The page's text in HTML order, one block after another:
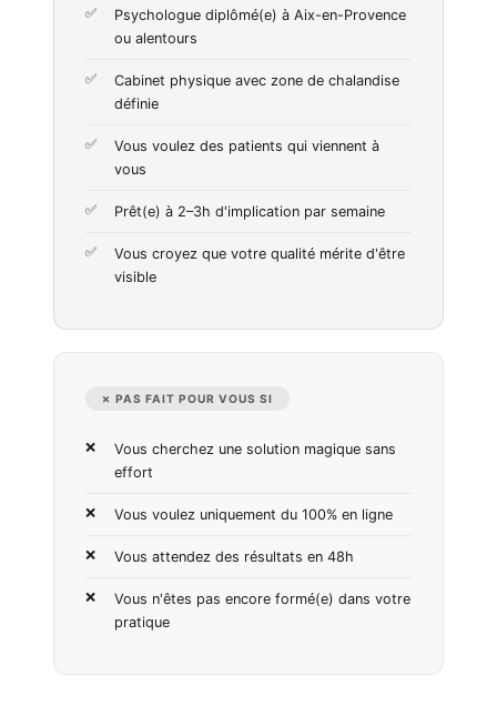
Psychologue diplômé(e) à Aix-en-Provence
ou alentours
Cabinet physique avec zone de chalandise
définie
Vous voulez des patients qui viennent à
vous
Prêt(e) à 2–3h d'implication par semaine
Vous croyez que votre qualité mérite d'être
visible
✗ PAS FAIT POUR VOUS SI
Vous cherchez une solution magique sans
effort
Vous voulez uniquement du 100% en ligne
Vous attendez des résultats en 48h
Vous n'êtes pas encore formé(e) dans votre
pratique